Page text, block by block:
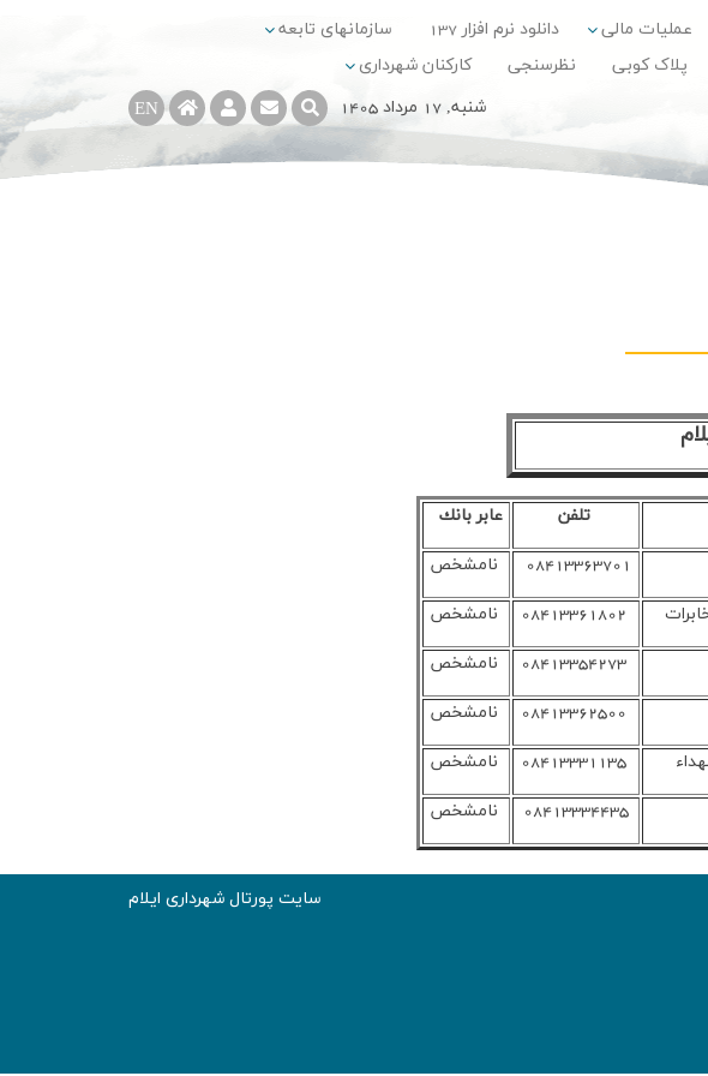
عملیات مالی دانلود نرم افزار 137
سازمانهای تابعه
پلاک کوبی نظرسنجی کارکنان شهرداری
EN شنبه, 17 مرداد 1405
تلفن عابر بانك
08413363701 نامشخص
نامشخص
نامشخص
نامشخص
نامشخص
08413334435 نامشخص
سایت پورتال شهرداری ایلام